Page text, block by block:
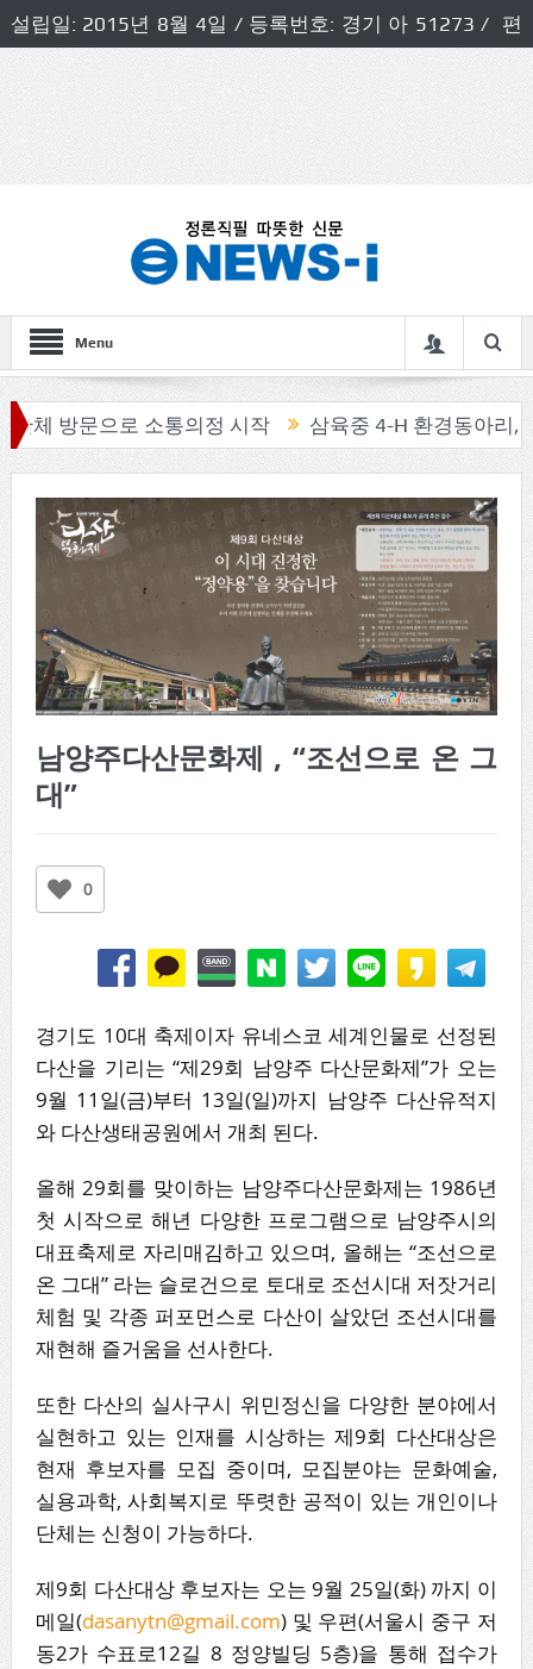
설립일: 2015년 8월 4일 / 등록번호: 경기 아 51273 / 편
집인 및 발행인: 허득천 / 개인정보책임자 및 청소년보호호
책임자: 최상규
Menu
문으로 소통의정 시작 삼육중 4-H 환경동아리, 구리시
남양주다산문화제 , “조선으로 온 그
대”
0
경기도 10대 축제이자 유네스코 세계인물로 선정된
다산을 기리는 “제29회 남양주 다산문화제”가 오는
9월 11일(금)부터 13일(일)까지 남양주 다산유적지
와 다산생태공원에서 개최 된다.
올해 29회를 맞이하는 남양주다산문화제는 1986년
첫 시작으로 해년 다양한 프로그램으로 남양주시의
대표축제로 자리매김하고 있으며, 올해는 “조선으로
온 그대” 라는 슬로건으로 토대로 조선시대 저잣거리
체험 및 각종 퍼포먼스로 다산이 살았던 조선시대를
재현해 즐거움을 선사한다.
또한 다산의 실사구시 위민정신을 다양한 분야에서
실현하고 있는 인재를 시상하는 제9회 다산대상은
현재 후보자를 모집 중이며, 모집분야는 문화예술,
실용과학, 사회복지로 뚜렷한 공적이 있는 개인이나
단체는 신청이 가능하다.
제9회 다산대상 후보자는 오는 9월 25일(화) 까지 이
메일(dasanytn@gmail.com) 및 우편(서울시 중구 저
동2가 수표로12길 8 정양빌딩 5층)을 통해 접수가